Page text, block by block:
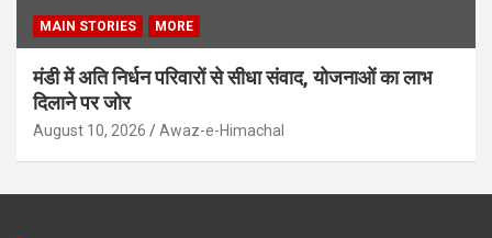
MAIN STORIES MORE
मंडी में अति निर्धन परिवारों से सीधा संवाद, योजनाओं का लाभ
दिलाने पर जोर
August 10, 2026 Awaz-e-Himachal